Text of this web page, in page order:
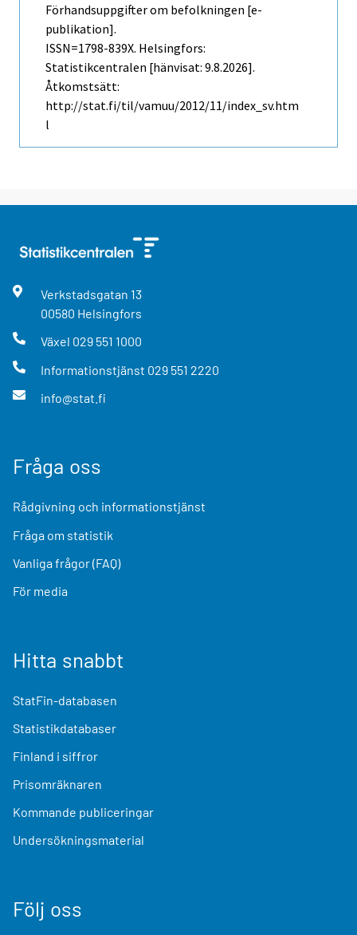
Förhandsuppgifter om befolkningen [e-
publikation].
ISSN=1798-839X. Helsingfors:
Statistikcentralen [hänvisat: 9.8.2026].
Åtkomstsätt:
http://stat.fi/til/vamuu/2012/11/index_sv.htm
l
Verkstadsgatan 13
00580 Helsingfors
Växel 029 551 1000
Informationstjänst 029 551 2220
info@stat.fi
Fråga oss
Rådgivning och informationstjänst
Fråga om statistik
Vanliga frågor (FAQ)
För media
Hitta snabbt
StatFin-databasen
Statistikdatabaser
Finland i siffror
Prisomräknaren
Kommande publiceringar
Undersökningsmaterial
Följ oss